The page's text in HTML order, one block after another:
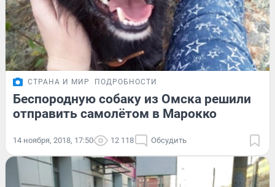
СТРАНА И МИР ПОДРОБНОСТИ
Беспородную собаку из Омска решили
отправить самолётом в Марокко
14 ноября, 2018, 17:50 12 118 Обсудить